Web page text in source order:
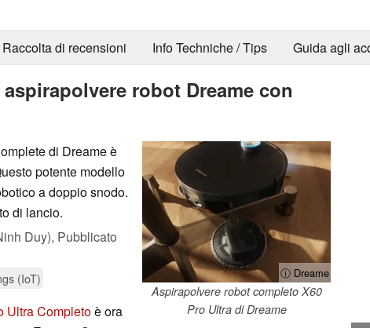
Raccolta di recensioni Info Techniche / Tips Guida agli
robot Dreame con
ⓘ Dreame
Aspirapolvere robot completo X60
Pro Ultra di Dreame
di Dreame è
potente modello
a doppio snodo.
di lancio.
Duy), Pubblicato
(IoT)
Ultra Completoè ora